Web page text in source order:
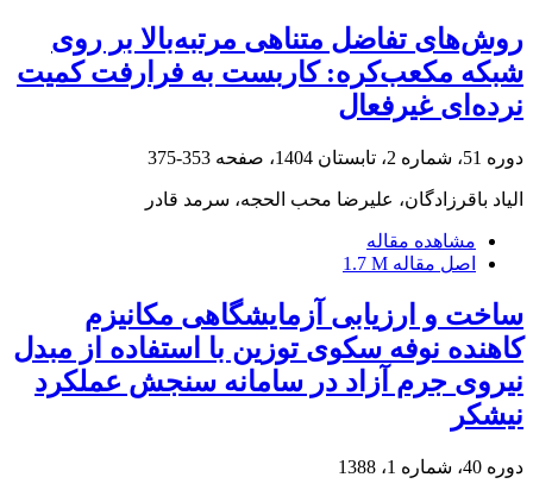
روش‌های تفاضل متناهی مرتبه‌بالا بر روی
شبکه مکعب‌کره: کاربست به فرارفت کمیت
نرده‌ای غیرفعال
دوره 51، شماره 2، تابستان 1404، صفحه 353-375
الیاد باقرزادگان، علیرضا محب الحجه، سرمد قادر
مشاهده مقاله
اصل مقاله 1.7 M
ساخت و ارزیابی آزمایشگاهی مکانیزم
کاهنده نوفه سکوی توزین با استفاده از مبدل
نیروی جرم آزاد در سامانه سنجش عملکرد
نیشکر
دوره 40، شماره 1، 1388